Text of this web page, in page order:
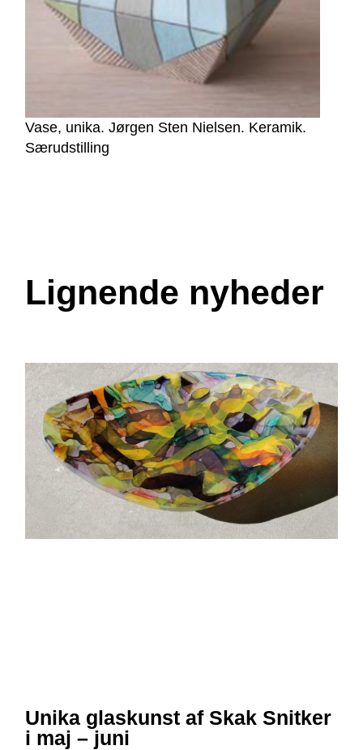
Vase, unika. Jørgen Sten Nielsen. Keramik.
Særudstilling
Lignende nyheder
Unika glaskunst af Skak Snitker
i maj – juni